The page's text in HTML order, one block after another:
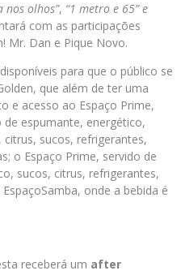
nos olhos”, “1 metro e 65” e
com as participações
Mr. Dan e Pique Novo.
para que o público se
que além de ter uma
e acesso ao Espaço Prime,
espumante, energético,
sucos, refrigerantes,
o Espaço Prime, servido de
sucos, citrus, refrigerantes,
Samba, onde a bebida é
receberá um after